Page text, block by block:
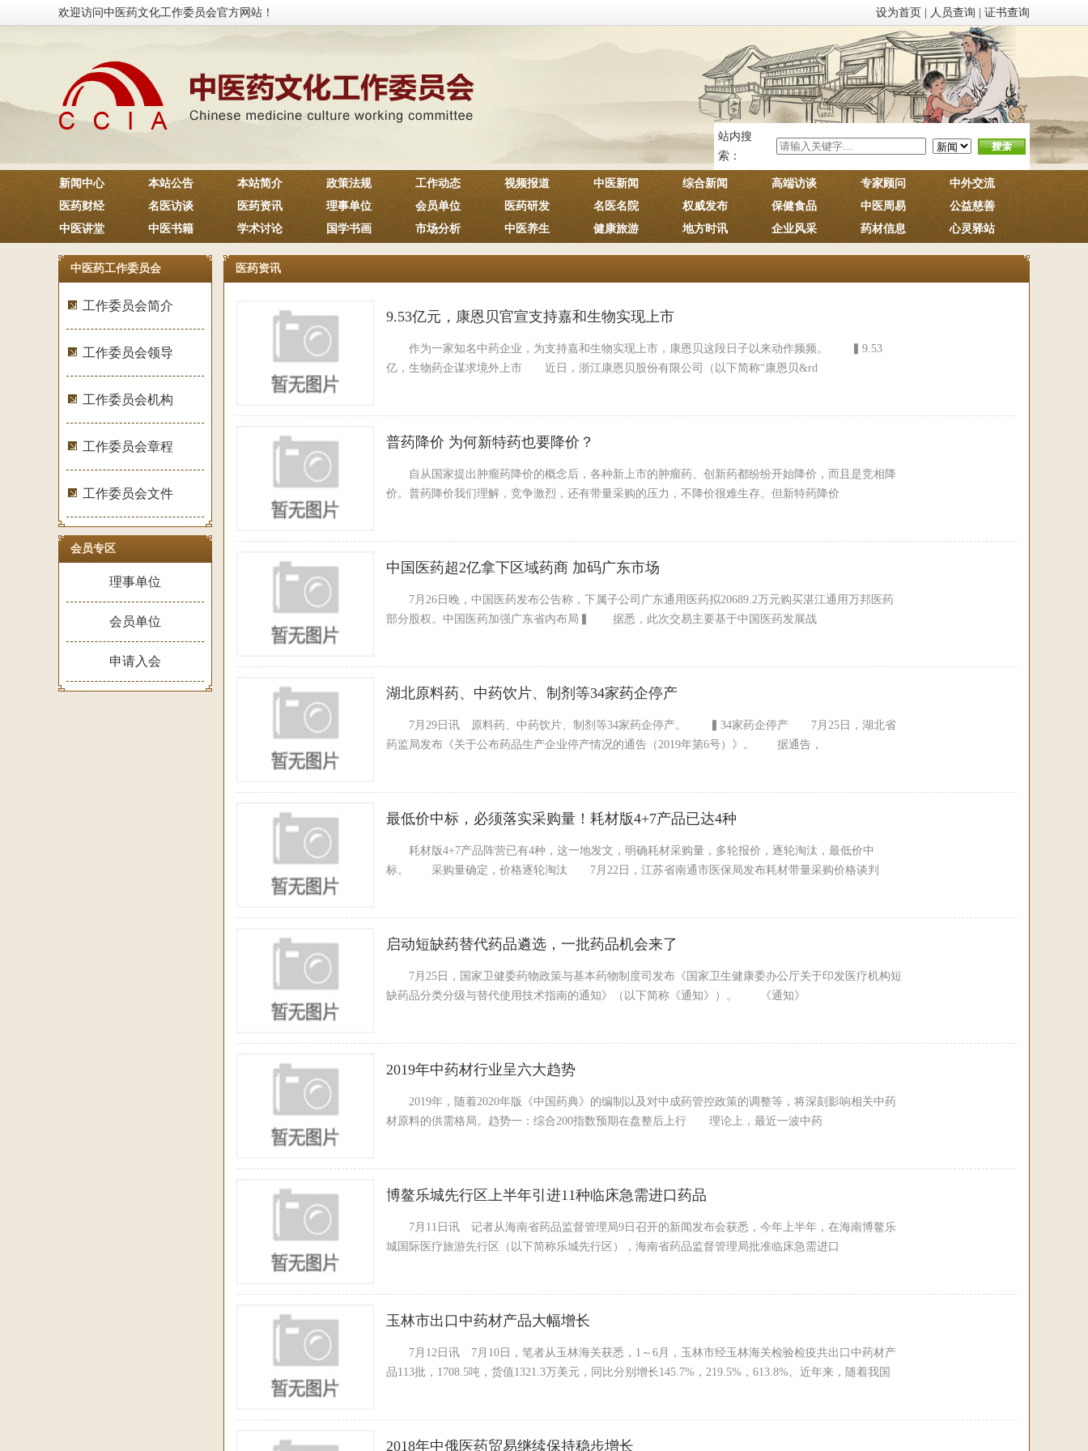
欢迎访问中医药文化工作委员会官方网站！ 设为首页 人员查询 证书查询
站内搜
索：
新闻中心 本站公告 本站简介 政策法规 工作动态 视频报道 中医新闻 综合新闻 高端访谈 专家顾问
中外交流
医药财经
名医访谈 医药资讯 理事单位 会员单位 医药研发 名医名院 权威发布 保健食品 中医周易
公益慈善
中医讲堂
中医书籍 学术讨论 国学书画 市场分析 中医养生 健康旅游 地方时讯 企业风采 药材信息 心灵驿站
中医药工作委员会
工作委员会简介
工作委员会领导
工作委员会机构
工作委员会章程
工作委员会文件
会员专区
理事单位
会员单位
申请入会
医药资讯
9.53亿元，康恩贝官宣支持嘉和生物实现上市
作为一家知名中药企业，为支持嘉和生物实现上市，康恩贝这段日子以来动作频频。 ▍9.53
亿，生物药企谋求境外上市 近日，浙江康恩贝股份有限公司（以下简称“康恩贝&rd
普药降价 为何新特药也要降价？
自从国家提出肿瘤药降价的概念后，各种新上市的肿瘤药、创新药都纷纷开始降价，而且是竞相降
价。普药降价我们理解，竞争激烈，还有带量采购的压力，不降价很难生存。但新特药降价
中国医药超2亿拿下区域药商 加码广东市场
7月26日晚，中国医药发布公告称，下属子公司广东通用医药拟20689.2万元购买湛江通用万邦医药
部分股权。中国医药加强广东省内布局▍ 据悉，此次交易主要基于中国医药发展战
湖北原料药、中药饮片、制剂等34家药企停产
7月29日讯 原料药、中药饮片、制剂等34家药企停产。 ▍34家药企停产 7月25日，湖北省
药监局发布《关于公布药品生产企业停产情况的通告（2019年第6号）》。 据通告，
最低价中标，必须落实采购量！耗材版4+7产品已达4种
耗材版4+7产品阵营已有4种，这一地发文，明确耗材采购量，多轮报价，逐轮淘汰，最低价中
标。 采购量确定，价格逐轮淘汰 7月22日，江苏省南通市医保局发布耗材带量采购价格谈判
启动短缺药替代药品遴选，一批药品机会来了
7月25日，国家卫健委药物政策与基本药物制度司发布《国家卫生健康委办公厅关于印发医疗机构短
缺药品分类分级与替代使用技术指南的通知》（以下简称《通知》）。 《通知》
2019年中药材行业呈六大趋势
2019年，随着2020年版《中国药典》的编制以及对中成药管控政策的调整等，将深刻影响相关中药
材原料的供需格局。趋势一：综合200指数预期在盘整后上行 理论上，最近一波中药
博鳌乐城先行区上半年引进11种临床急需进口药品
7月11日讯 记者从海南省药品监督管理局9日召开的新闻发布会获悉，今年上半年，在海南博鳌乐
城国际医疗旅游先行区（以下简称乐城先行区），海南省药品监督管理局批准临床急需进口
玉林市出口中药材产品大幅增长
7月12日讯 7月10日，笔者从玉林海关获悉，1～6月，玉林市经玉林海关检验检疫共出口中药材产
品113批，1708.5吨，货值1321.3万美元，同比分别增长145.7%，219.5%，613.8%。近年来，随着我国
2018年中俄医药贸易继续保持稳步增长